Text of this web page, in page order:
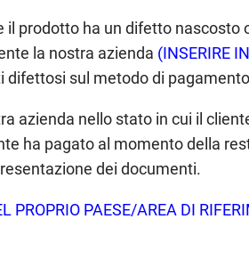
il prodotto ha un difetto nascosto
la nostra azienda (INSERIRE
difettosi sul metodo di
azienda nello stato in cui il
ha pagato al momento della
dei documenti.
PROPRIO PAESE/AREA DI